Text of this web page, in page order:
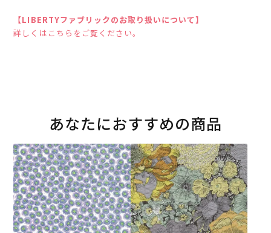
【LIBERTYファブリックのお取り扱いについて】
詳しくはこちらをご覧ください。
あなたにおすすめの商品